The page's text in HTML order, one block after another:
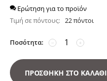
Ερώτηση για το προϊόν
Τιμή σε πόντους: 22 πόντοι
Ποσότητα: +
−
ΠΡΟΣΘΉΚΗ ΣΤΟ ΚΑΛΆΘΙ